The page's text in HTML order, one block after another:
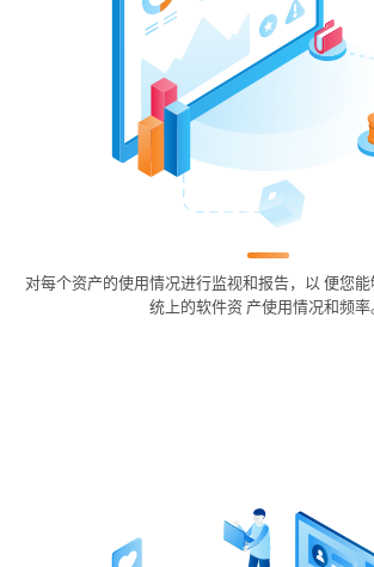
对每个资产的使用情况进行监视和报告，以 便您
统上的软件资 产使用情况和频率